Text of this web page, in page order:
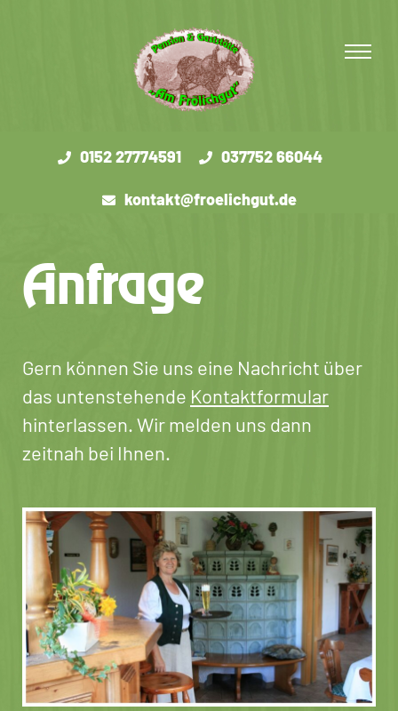
0152 27774591 037752 66044
kontakt@froelichgut.de
Anfrage
Gern können Sie uns eine Nachricht über
das untenstehende Kontaktformular
hinterlassen. Wir melden uns dann
zeitnah bei Ihnen.